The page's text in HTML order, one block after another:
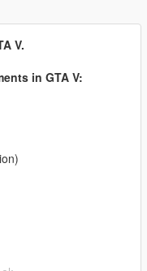
V.
in GTA V: